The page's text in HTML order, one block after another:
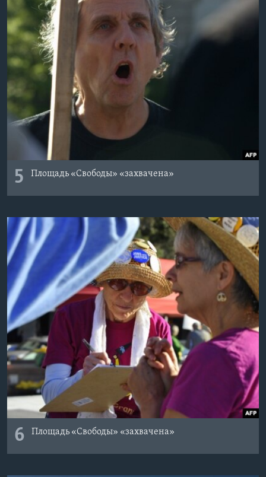
5 Площадь «Свободы» «захвачена»
6 Площадь «Свободы» «захвачена»